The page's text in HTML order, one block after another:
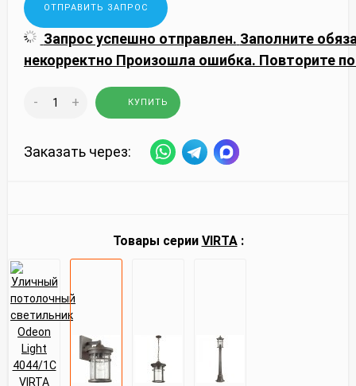
Запрос успешно отправлен. Заполните
некорректно Произошла ошибка. Повторите
- + КУПИТЬ
Заказать через:
Товары серии VIRTA: